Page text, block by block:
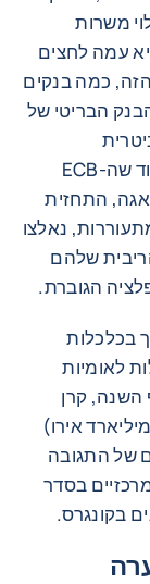
משרות
עמה לחצים
הזה, כמה בנקים
הבריטי של
האולטרה-מרחיבה מתקרב. באירופה, בעוד שה-ECB
התחזית
נאלצו
שלהם
הגוברת.
בכלכלות
לאומיות
השנה, קרן
של האיחוד האירופי (בשווי 750 מיליארד אירו)
של התגובה
בסדר
בקונגרס.